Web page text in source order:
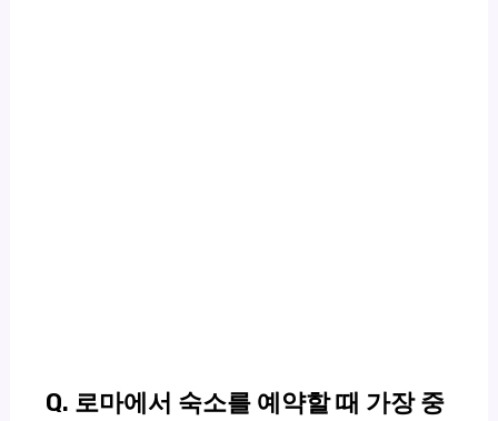
Q. 로마에서 숙소를 예약할 때 가장 중